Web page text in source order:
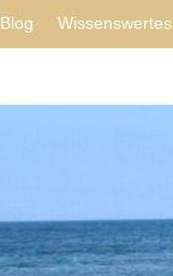
Blog Wissenswertes